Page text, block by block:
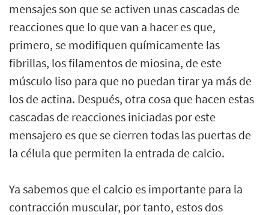
mensajes son que se activen unas cascadas de
reacciones que lo que van a hacer es que,
primero, se modifiquen químicamente las
fibrillas, los filamentos de miosina, de este
músculo liso para que no puedan tirar ya más de
los de actina. Después, otra cosa que hacen estas
cascadas de reacciones iniciadas por este
mensajero es que se cierren todas las puertas de
la célula que permiten la entrada de calcio.
Ya sabemos que el calcio es importante para la
contracción muscular, por tanto, estos dos